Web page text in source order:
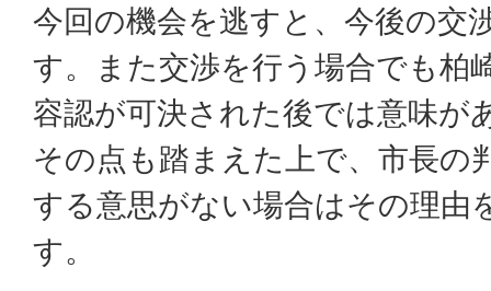
今回の機会を逃すと、今後の交
す。また交渉を行う場合でも柏
容認が可決された後では意味が
その点も踏まえた上で、市長の
する意思がない場合はその理由
す。